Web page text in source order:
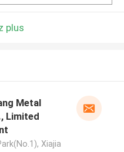
plus
Metal
Limited
Xiajia